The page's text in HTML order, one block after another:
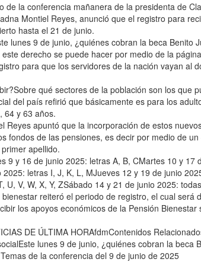
de la conferencia mañanera de la presidenta de
Montiel Reyes, anunció que el registro para
hasta el 21 de junio.
lunes 9 de junio, ¿quiénes cobran la beca Benito
derecho se puede hacer por medio de la
para que los servidores de la nación vayan al
qué sectores de la población son los que
del país refirió que básicamente es para los
64 y 63 años.
Reyes apuntó que la incorporación de estos
fondos de las pensiones, es decir por medio de
apellido.
9 y 16 de junio 2025: letras A, B, CMartes 10 y 17
letras I, J, K, L, MJueves 12 y 19 de junio
U, V, W, X, Y, ZSábado 14 y 21 de junio 2025:
reiteró el periodo de registro, el cual será
los apoyos económicos de la Pensión
DE ÚLTIMA HORAfdmContenidos
lunes 9 de junio, ¿quiénes cobran la beca
de la conferencia del 9 de junio de 2025